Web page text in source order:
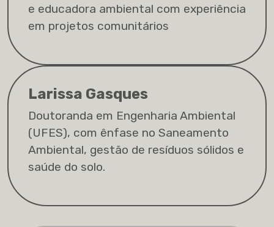
e educadora ambiental com experiência
em projetos comunitários
Larissa Gasques
Doutoranda em Engenharia Ambiental
(UFES), com ênfase no Saneamento
Ambiental, gestão de resíduos sólidos e
saúde do solo.